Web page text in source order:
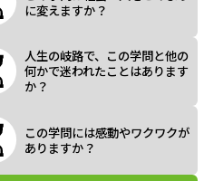
y
V
に変えますか？
人生の岐路で、この学問と他の
何かで迷われたことはあります
か？
この学問には感動やワクワクが
ありますか？